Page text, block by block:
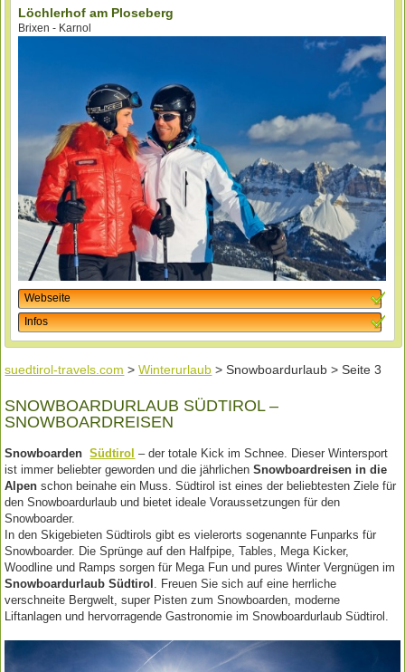
Löchlerhof am Ploseberg
Brixen - Karnol
Webseite
Infos
suedtirol-travels.com >Winterurlaub > Snowboardurlaub > Seite 3
SNOWBOARDURLAUB SÜDTIROL –
SNOWBOARDREISEN
SnowboardenSüdtirol – der totale Kick im Schnee. Dieser Wintersport
ist immer beliebter geworden und die jährlichenSnowboardreisen in die
Alpen schon beinahe ein Muss. Südtirol ist eines der beliebtesten Ziele für
den Snowboardurlaub und bietet ideale Voraussetzungen für den
Snowboarder.
In den Skigebieten Südtirols gibt es vielerorts sogenannte Funparks für
Snowboarder. Die Sprünge auf den Halfpipe, Tables, Mega Kicker,
Woodline und Ramps sorgen für Mega Fun und pures Winter Vergnügen im
Snowboardurlaub Südtirol
. Freuen Sie sich auf eine herrliche
verschneite Bergwelt, super Pisten zum Snowboarden, moderne
Liftanlagen und hervorragende Gastronomie im Snowboardurlaub Südtirol.